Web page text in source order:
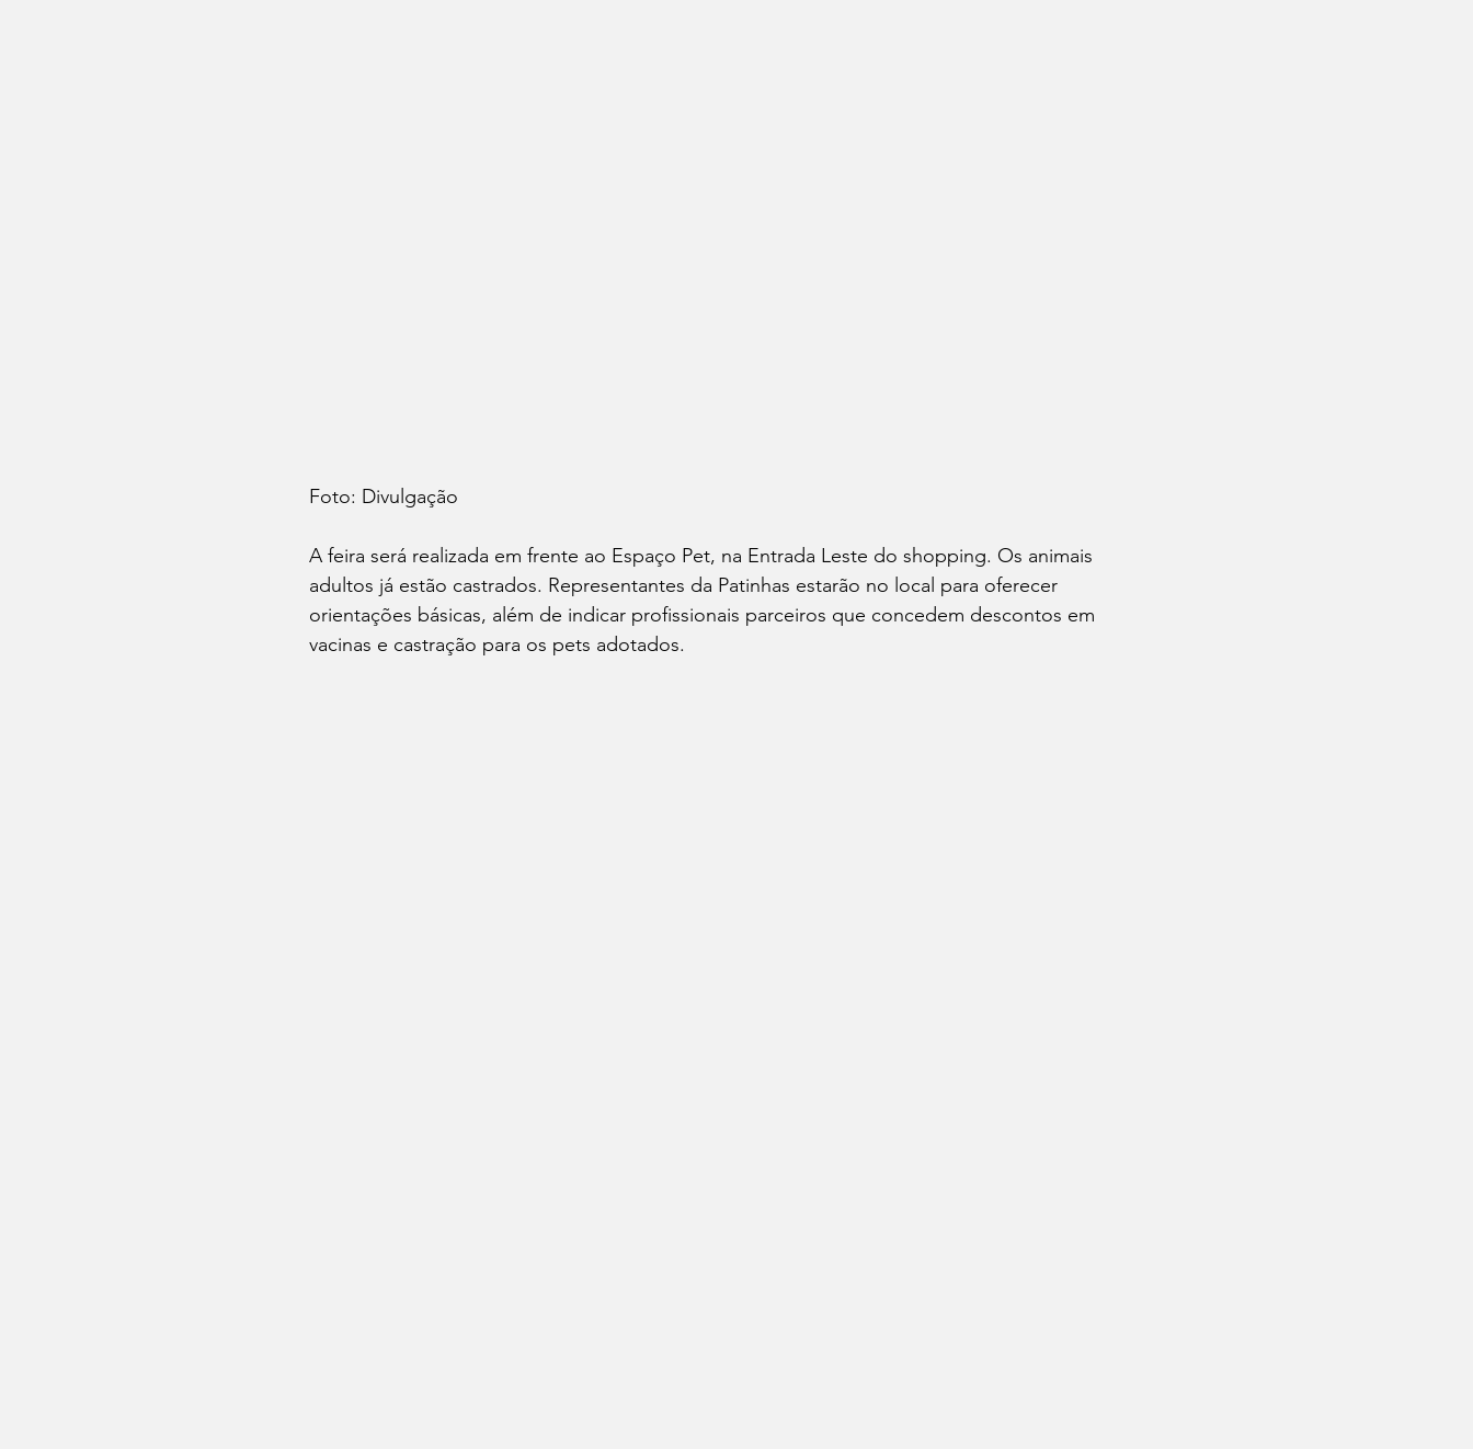
Foto: Divulgação
A feira será realizada em frente ao Espaço Pet, na Entrada Leste do shopping. Os animais
adultos já estão castrados. Representantes da Patinhas estarão no local para oferecer
orientações básicas, além de indicar profissionais parceiros que concedem descontos em
vacinas e castração para os pets adotados.